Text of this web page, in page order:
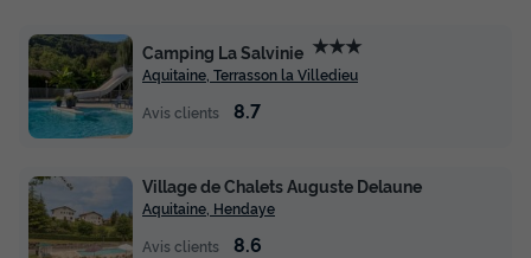
Camping La Salvinie ★★★
Aquitaine, Terrasson la Villedieu
Avis clients
8.7
Village de Chalets Auguste Delaune
Aquitaine, Hendaye
Avis clients
8.6